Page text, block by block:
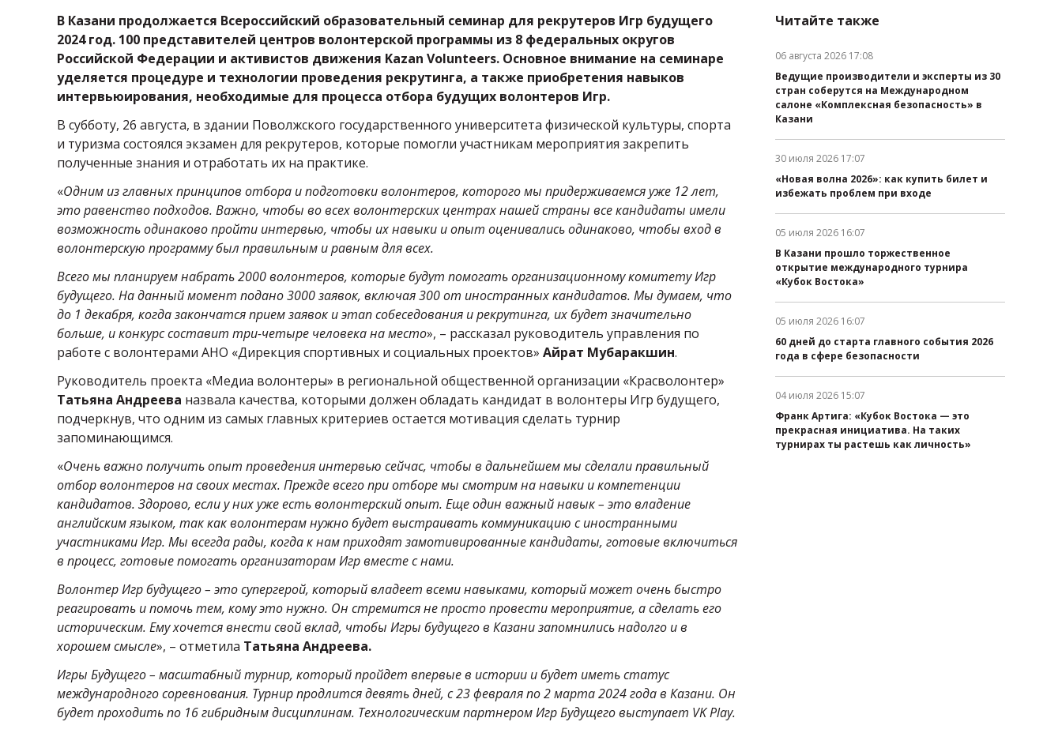
В Казани продолжается Всероссийский образовательный семинар для рекрутеров Игр будущего
2024 год. 100 представителей центров волонтерской программы из 8 федеральных округов
Российской Федерации и активистов движения Kazan Volunteers. Основное внимание на семинаре
уделяется процедуре и технологии проведения рекрутинга, а также приобретения навыков
интервьюирования, необходимые для процесса отбора будущих волонтеров Игр.
В субботу, 26 августа, в здании Поволжского государственного университета физической культуры, спорта
и туризма состоялся экзамен для рекрутеров, которые помогли участникам мероприятия закрепить
полученные знания и отработать их на практике.
«Одним из главных принципов отбора и подготовки волонтеров, которого мы придерживаемся уже 12 лет,
это равенство подходов. Важно, чтобы во всех волонтерских центрах нашей страны все кандидаты имели
возможность одинаково пройти интервью, чтобы их навыки и опыт оценивались одинаково, чтобы вход в
волонтерскую программу был правильным и равным для всех.
Всего мы планируем набрать 2000 волонтеров, которые будут помогать организационному комитету Игр
будущего. На данный момент подано 3000 заявок, включая 300 от иностранных кандидатов. Мы думаем, что
до 1 декабря, когда закончатся прием заявок и этап собеседования и рекрутинга, их будет значительно
больше, и конкурс составит три-четыре человека на место», – рассказал руководитель управления по
работе с волонтерами АНО «Дирекция спортивных и социальных проектов» Айрат Мубаракшин.
Руководитель проекта «Медиа волонтеры» в региональной общественной организации «Красволонтер»
Татьяна Андреева назвала качества, которыми должен обладать кандидат в волонтеры Игр будущего,
подчеркнув, что одним из самых главных критериев остается мотивация сделать турнир
запоминающимся.
«Очень важно получить опыт проведения интервью сейчас, чтобы в дальнейшем мы сделали правильный
отбор волонтеров на своих местах. Прежде всего при отборе мы смотрим на навыки и компетенции
кандидатов. Здорово, если у них уже есть волонтерский опыт. Еще один важный навык – это владение
английским языком, так как волонтерам нужно будет выстраивать коммуникацию с иностранными
участниками Игр. Мы всегда рады, когда к нам приходят замотивированные кандидаты, готовые включиться
в процесс, готовые помогать организаторам Игр вместе с нами.
Волонтер Игр будущего – это супергерой, который владеет всеми навыками, который может очень быстро
реагировать и помочь тем, кому это нужно. Он стремится не просто провести мероприятие, а сделать его
историческим. Ему хочется внести свой вклад, чтобы Игры будущего в Казани запомнились надолго и в
хорошем смысле», – отметила Татьяна Андреева.
Игры Будущего – масштабный турнир, который пройдет впервые в истории и будет иметь статус
международного соревнования. Турнир продлится девять дней, с 23 февраля по 2 марта 2024 года в Казани. Он
будет проходить по 16 гибридным дисциплинам. Технологическим партнером Игр Будущего выступает VK Play.
Читайте также
06 августа 2026 17:08
Ведущие производители и эксперты из 30
стран соберутся на Международном
салоне «Комплексная безопасность» в
Казани
30 июля 2026 17:07
«Новая волна 2026»: как купить билет и
избежать проблем при входе
05 июля 2026 16:07
В Казани прошло торжественное
открытие международного турнира
«Кубок Востока»
Дата публикации:
05 июля 2026 16:07
60 дней до старта главного события 2026
года в сфере безопасности
Дата публикации:
04 июля 2026 15:07
Франк Артига: «Кубок Востока — это
прекрасная инициатива. На таких
турнирах ты растешь как личность»